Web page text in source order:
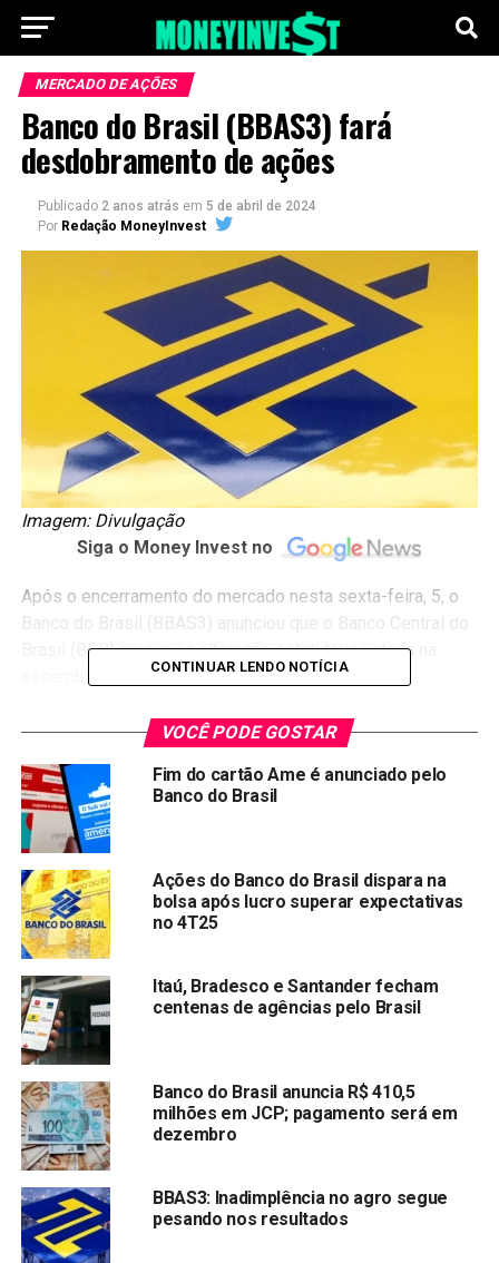
MERCADO DE AÇÕES
Banco do Brasil (BBAS3) fará
desdobramento de ações
Publicado 2 anos atrás em 5 de abril de 2024
Por Redação MoneyInvest
Imagem: Divulgação
Siga o Money Invest no
Após o encerramento do mercado nesta sexta-feira, 5, o
Banco do Brasil (BBAS3) anunciou que o Banco Central do
Brasil (BCB) aprovou a alteração estatutária votada na
assembleia geral extraordinária realizada em 2 de
das ações BBAS3, atribuindo uma nova ação para cada
participação percentual dos acionistas.
A data-base para a implementação do desdobramento das
ações será em 15 de abril. A partir de 16 de abril de 2024,
as negociações das ações do BB refletirão o
desdobramento (ex-split).
Com a realização do desdobramento, o capital social do
banco estatal será composto por 5.730.834.040 ações
ordinárias, representadas de forma escritural e sem valor
nominal.
Comunicado Banco do Brasil.
Compartilhar:
Copy
Link
WhatsApp
Twitter
Facebook
Reddit
Email
TÓPICOS RELACIONADOS:
CONTINUAR LENDO NOTÍCIA
VOCÊ PODE GOSTAR
Fim do cartão Ame é anunciado pelo
Banco do Brasil
Ações do Banco do Brasil dispara na
bolsa após lucro superar expectativas
no 4T25
Itaú, Bradesco e Santander fecham
centenas de agências pelo Brasil
Banco do Brasil anuncia R$ 410,5
milhões em JCP; pagamento será em
dezembro
BBAS3: Inadimplência no agro segue
pesando nos resultados